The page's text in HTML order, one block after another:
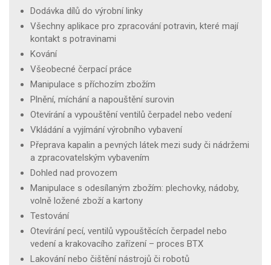
Dodávka dílů do výrobní linky
Všechny aplikace pro zpracování potravin, které mají
kontakt s potravinami
Kování
Všeobecné čerpací práce
Manipulace s příchozím zbožím
Plnění, míchání a napouštění surovin
Otevírání a vypouštění ventilů čerpadel nebo vedení
Vkládání a vyjímání výrobního vybavení
Přeprava kapalin a pevných látek mezi sudy či nádržemi
a zpracovatelským vybavením
Dohled nad provozem
Manipulace s odesílaným zbožím: plechovky, nádoby,
volně ložené zboží a kartony
Testování
Otevírání pecí, ventilů vypouštěcích čerpadel nebo
vedení a krakovacího zařízení – proces BTX
Lakování nebo čištění nástrojů či robotů